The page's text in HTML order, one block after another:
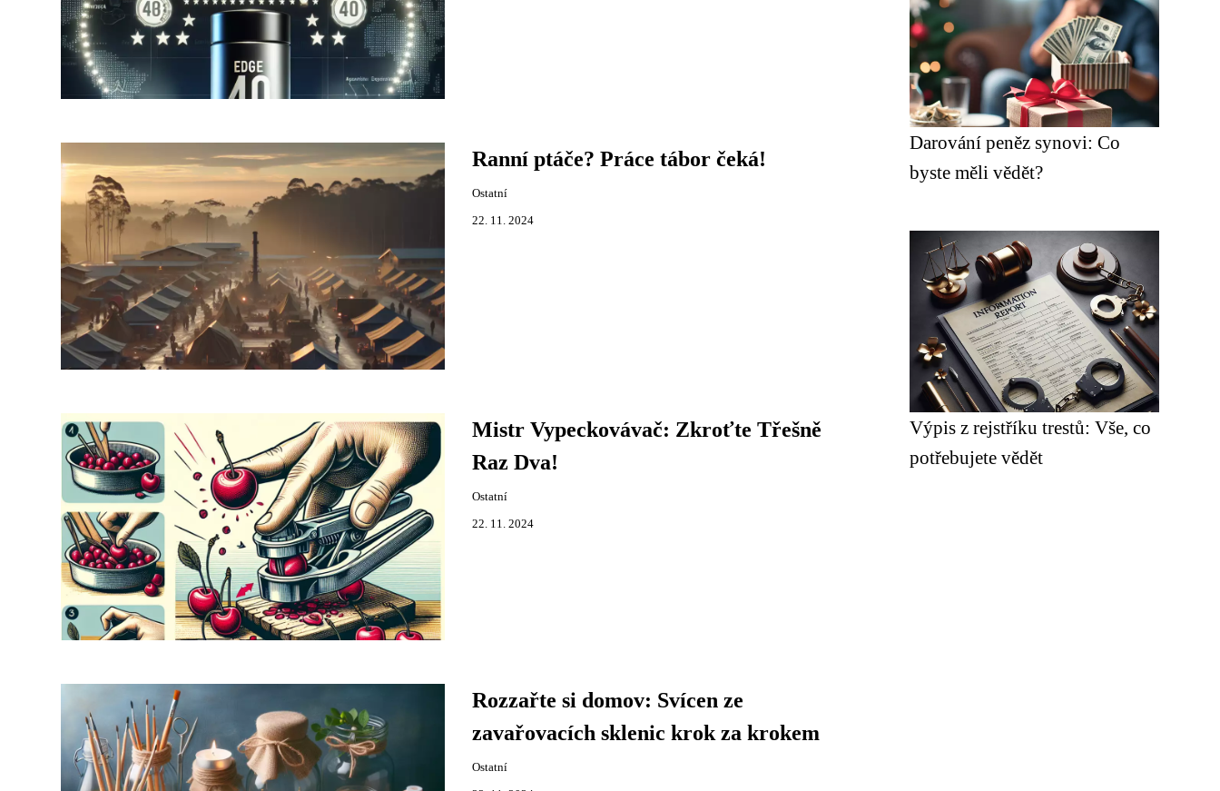
Ranní ptáče? Práce tábor čeká!
Ostatní
22. 11. 2024
Mistr Vypeckovávač: Zkroťte Třešně
Raz Dva!
Ostatní
22. 11. 2024
Rozzařte si domov: Svícen ze
zavařovacích sklenic krok za krokem
Ostatní
Darování peněz synovi: Co
byste měli vědět?
Výpis z rejstříku trestů: Vše, co
potřebujete vědět